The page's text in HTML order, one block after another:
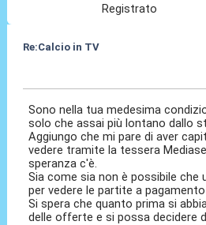
Registrato
Re:Calcio in TV
Sono nella tua medesima
solo che assai più lontano dallo
Aggiungo che mi pare di aver
vedere tramite la tessera
speranza c'è.
Sia come sia non è possibile che
per vedere le partite a pagamento
Si spera che quanto prima si
delle offerte e si possa decidere